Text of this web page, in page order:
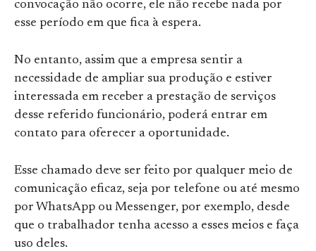
convocação não ocorre, ele não recebe nada por
esse período em que fica à espera.
No entanto, assim que a empresa sentir a
necessidade de ampliar sua produção e estiver
interessada em receber a prestação de serviços
desse referido funcionário, poderá entrar em
contato para oferecer a oportunidade.
Esse chamado deve ser feito por qualquer meio de
comunicação eficaz, seja por telefone ou até mesmo
por WhatsApp ou Messenger, por exemplo, desde
que o trabalhador tenha acesso a esses meios e faça
uso deles.